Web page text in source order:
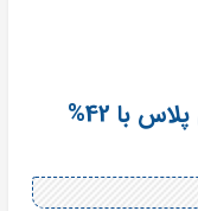
خرید اشتراک 3 ماهه دیجی پلاس با 42%